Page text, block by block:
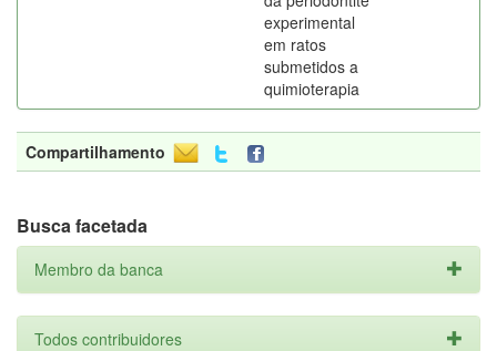
experimental
em ratos
submetidos a
quimioterapia
Compartilhamento
Busca facetada
Membro da banca
Todos contribuidores